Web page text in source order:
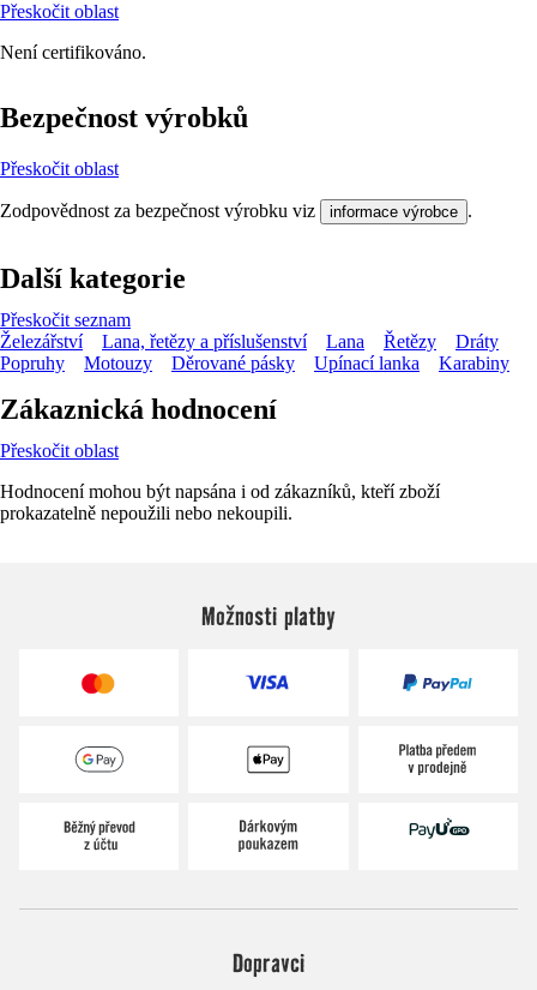
Přeskočit oblast
Není certifikováno.
Bezpečnost výrobků
Přeskočit oblast
Zodpovědnost za bezpečnost výrobku viz informace výrobce .
Další kategorie
Přeskočit seznam
Železářství
Lana, řetězy a příslušenství Lana Řetězy
Dráty
Popruhy
Motouzy Děrované pásky Upínací lanka Karabiny
Zákaznická hodnocení
Přeskočit oblast
Hodnocení mohou být napsána i od zákazníků, kteří zboží
prokazatelně nepoužili nebo nekoupili.
Možnosti platby
Dopravci